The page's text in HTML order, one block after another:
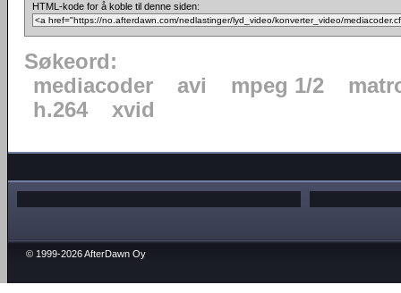
HTML-kode for å koble til denne siden:
Søkeord:
mediacoder
avi mpeg 1/2
h.264
xvid
© 1999-2026 AfterDawn Oy